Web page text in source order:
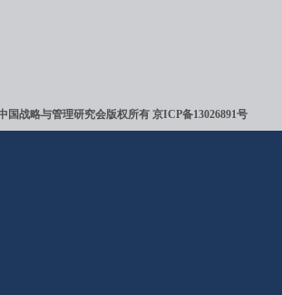
国战略与管理研究会版权所有 京ICP备13026891号